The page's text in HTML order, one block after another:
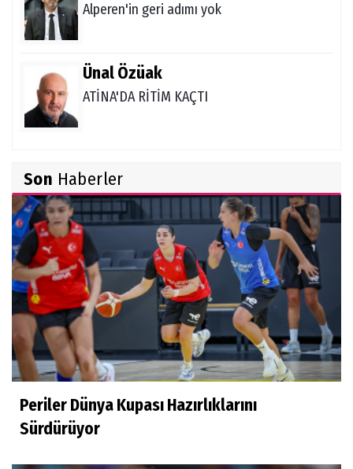
Alperen'in geri adımı yok
Ünal Özüak
ATİNA'DA RİTİM KAÇTI
DELİKANLI KOÇLAR
Hüseyin Demir
Amerikan Rüyası: Genç Türklerin NCAA
Rotası Büyüyor
Derya Yannıer
Bilimin ışığında...
Doğan Hakyemez
Son Haberler
Periler Dünya Kupası Hazırlıklarını
Sürdürüyor